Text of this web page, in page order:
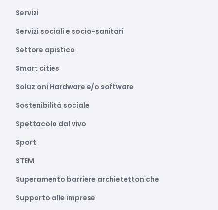
Servizi
Servizi sociali e socio-sanitari
Settore apistico
Smart cities
Soluzioni Hardware e/o software
Sostenibilità sociale
Spettacolo dal vivo
Sport
STEM
Superamento barriere archietettoniche
Supporto alle imprese